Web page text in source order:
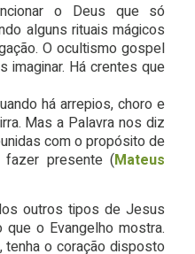
o Deus que só
alguns rituais mágicos
O ocultismo gospel
imaginar. Há crentes que
há arrepios, choro e
Mas a Palavra nos diz
com o propósito de
presente (Mateus
outros tipos de Jesus
o Evangelho mostra.
tenha o coração disposto